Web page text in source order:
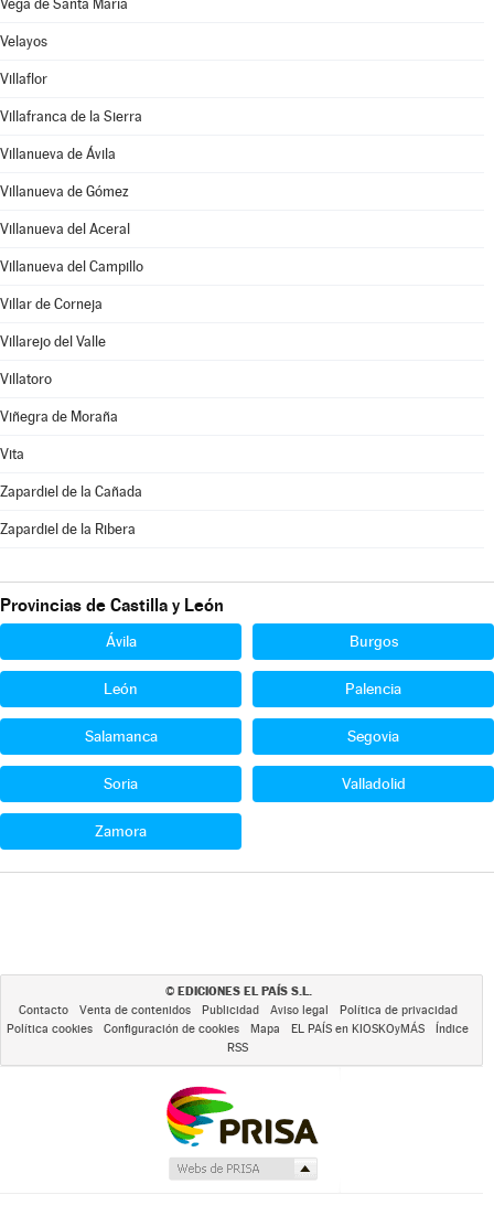
Vega de Santa María
Velayos
Villaflor
Villafranca de la Sierra
Villanueva de Ávila
Villanueva de Gómez
Villanueva del Aceral
Villanueva del Campillo
Villar de Corneja
Villarejo del Valle
Villatoro
Viñegra de Moraña
Vita
Zapardiel de la Cañada
Zapardiel de la Ribera
Provincias de Castilla y León
Ávila Burgos
León Palencia
Salamanca Segovia
Soria Valladolid
Zamora
© EDICIONES EL PAÍS S.L.
Contacto Venta de contenidos Publicidad Aviso legal
Política de privacidad
Política cookies
Configuración de cookies Mapa EL PAÍS en KIOSKOyMÁS
Índice
RSS